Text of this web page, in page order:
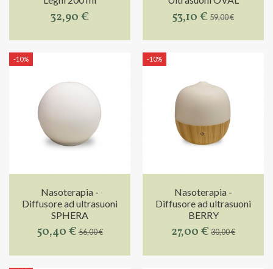
32,90 € 53,10 €59,00 €
-10%
Nasoterapia -
Diffusore ad ultrasuoni
SPHERA
50,40 €56,00 €
-10%
Nasoterapia -
Diffusore ad ultrasuoni
BERRY
27,00 €30,00 €